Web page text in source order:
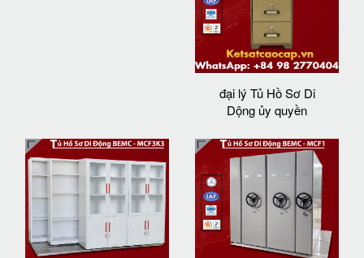
đại lý Tủ Hồ Sơ Di
Dộng ủy quyền